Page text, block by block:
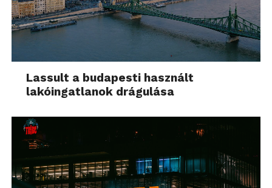
Lassult a budapesti használt
lakóingatlanok drágulása